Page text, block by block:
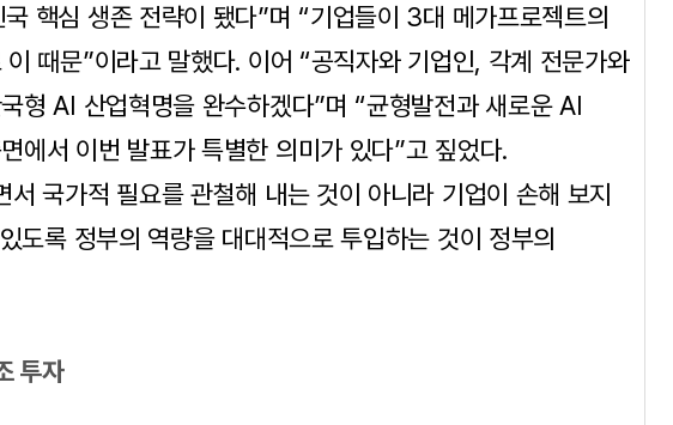
핵심 생존 전략이 됐다”며 “기업들이 3대 메가프로젝트의
때문”이라고 말했다. 이어 “공직자와 기업인, 각계 전문가와
형 AI 산업혁명을 완수하겠다”며 “균형발전과 새로운 AI
에서 이번 발표가 특별한 의미가 있다”고 짚었다.
국가적 필요를 관철해 내는 것이 아니라 기업이 손해 보지
도록 정부의 역량을 대대적으로 투입하는 것이 정부의
투자